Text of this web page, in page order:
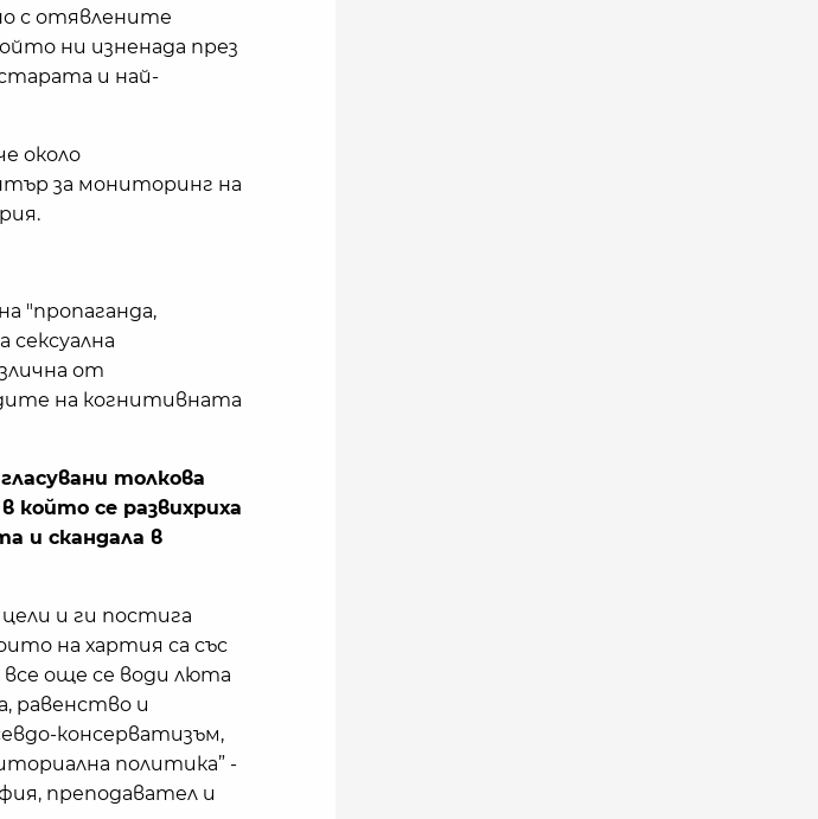
с отявлените
ни изненада през
и най-
около
за мониторинг на
"пропаганда,
от
на когнитивната
толкова
който се развихриха
и скандала в
и ги постига
на хартия са със
все още се води люта
равенство и
консерватизъм,
политика” -
преподавател и